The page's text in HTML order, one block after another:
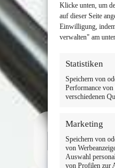
Klicke unten, um
auf dieser Seite
Einwilligung,
verwalten" am
Statistiken
Speichern von
Performance
verschiedenen
Marketing
Speichern von
von
Auswahl
von Profilen zur
Ihr